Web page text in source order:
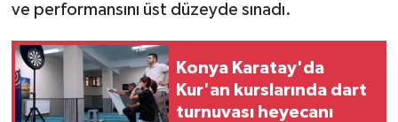
ve performansını üst düzeyde sınadı.
Konya Karatay'da
Kur'an kurslarında dart
turnuvası heyecanı